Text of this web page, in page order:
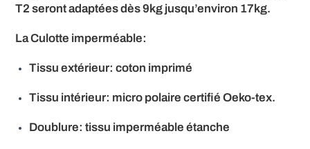
T2 seront adaptées dès 9kg jusqu’environ 17kg.
La Culotte imperméable:
Tissu extérieur: coton imprimé
Tissu intérieur: micro polaire certifié Oeko-tex.
Doublure: tissu imperméable étanche